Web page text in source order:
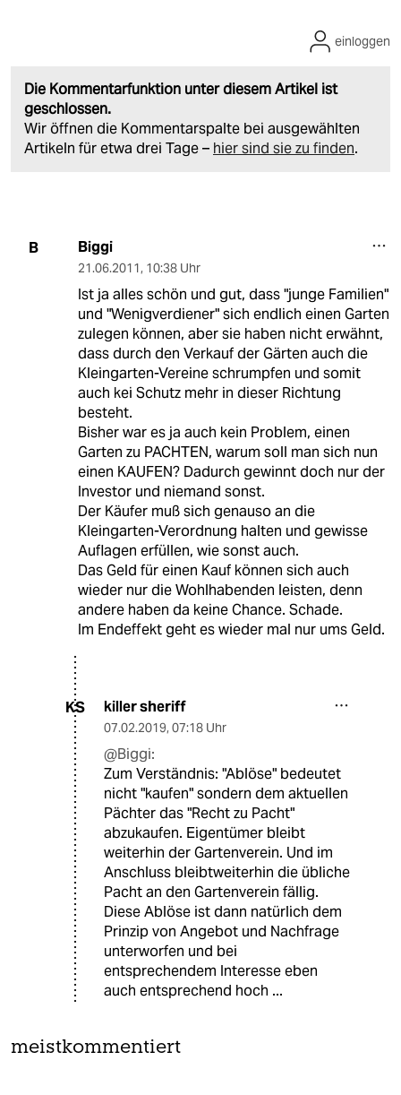
Die Kommentarfunktion unter diesem Artikel ist
geschlossen.
Wir öffnen die Kommentarspalte bei ausgewählten
Artikeln für etwa drei Tage – hier sind sie zu finden.
einloggen
B Biggi
21.06.2011, 10:38 Uhr
Ist ja alles schön und gut, dass "junge Familien"
und "Wenigverdiener" sich endlich einen Garten
zulegen können, aber sie haben nicht erwähnt,
dass durch den Verkauf der Gärten auch die
Kleingarten-Vereine schrumpfen und somit
auch kei Schutz mehr in dieser Richtung
besteht.
Bisher war es ja auch kein Problem, einen
Garten zu PACHTEN, warum soll man sich nun
einen KAUFEN? Dadurch gewinnt doch nur der
Investor und niemand sonst.
Der Käufer muß sich genauso an die
Kleingarten-Verordnung halten und gewisse
Auflagen erfüllen, wie sonst auch.
Das Geld für einen Kauf können sich auch
wieder nur die Wohlhabenden leisten, denn
andere haben da keine Chance. Schade.
Im Endeffekt geht es wieder mal nur ums Geld.
KS killer sheriff
07.02.2019, 07:18 Uhr
@Biggi:
Zum Verständnis: "Ablöse" bedeutet
nicht "kaufen" sondern dem aktuellen
Pächter das "Recht zu Pacht"
abzukaufen. Eigentümer bleibt
weiterhin der Gartenverein. Und im
Anschluss bleibtweiterhin die übliche
Pacht an den Gartenverein fällig.
Diese Ablöse ist dann natürlich dem
Prinzip von Angebot und Nachfrage
unterworfen und bei
entsprechendem Interesse eben
auch entsprechend hoch ...
meistkommentiert